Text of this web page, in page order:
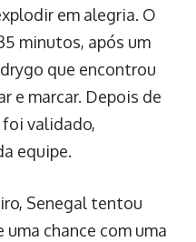
em alegria. O
minutos, após um
que encontrou
e marcar. Depois de
foi validado,
equipe.
Senegal tentou
uma chance com uma